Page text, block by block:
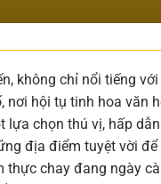
không chỉ nổi tiếng
hội tụ tinh hoa văn
lựa chọn thú vị, hấp
địa điểm tuyệt vời
thực chay đang ngày